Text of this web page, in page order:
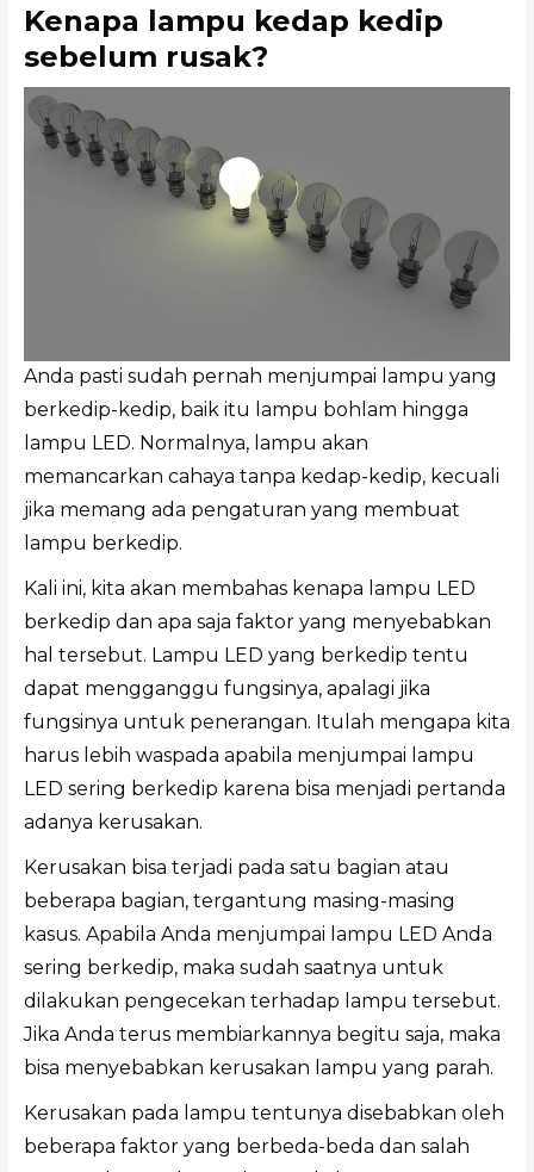
Kenapa lampu kedap kedip
sebelum rusak?
Anda pasti sudah pernah menjumpai lampu yang
berkedip-kedip, baik itu lampu bohlam hingga
lampu LED. Normalnya, lampu akan
memancarkan cahaya tanpa kedap-kedip, kecuali
jika memang ada pengaturan yang membuat
lampu berkedip.
Kali ini, kita akan membahas kenapa lampu LED
berkedip dan apa saja faktor yang menyebabkan
hal tersebut. Lampu LED yang berkedip tentu
dapat mengganggu fungsinya, apalagi jika
fungsinya untuk penerangan. Itulah mengapa kita
harus lebih waspada apabila menjumpai lampu
LED sering berkedip karena bisa menjadi pertanda
adanya kerusakan.
Kerusakan bisa terjadi pada satu bagian atau
beberapa bagian, tergantung masing-masing
kasus. Apabila Anda menjumpai lampu LED Anda
sering berkedip, maka sudah saatnya untuk
dilakukan pengecekan terhadap lampu tersebut.
Jika Anda terus membiarkannya begitu saja, maka
bisa menyebabkan kerusakan lampu yang parah.
Kerusakan pada lampu tentunya disebabkan oleh
beberapa faktor yang berbeda-beda dan salah